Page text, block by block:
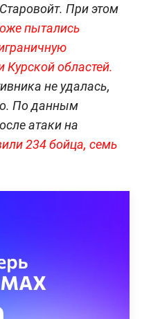
При этом
пытались
Курской областей.
не удалась,
По данным
атаки на
234 бойца, семь